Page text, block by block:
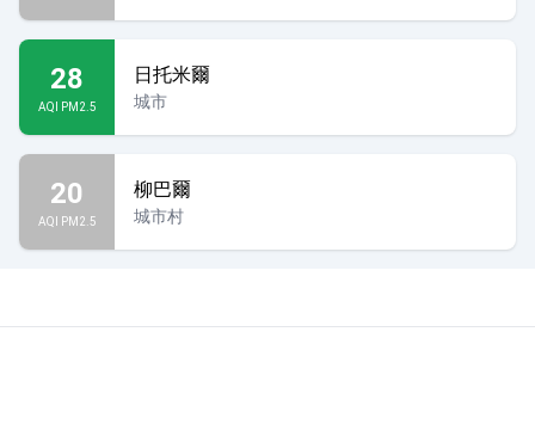
28
AQI PM2.5
日托米爾
城市
20
AQI PM2.5
柳巴爾
城市村